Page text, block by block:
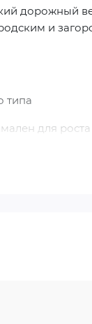
и
типа
для роста